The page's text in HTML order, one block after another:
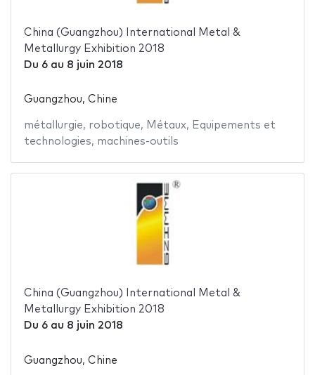
China (Guangzhou) International Metal &
Metallurgy Exhibition 2018
Du 6au 8 juin 2018
Guangzhou, Chine
métallurgie, robotique, Métaux, Equipements et
technologies, machines-outils
China (Guangzhou) International Metal &
Metallurgy Exhibition 2018
Du 6au 8 juin 2018
Guangzhou, Chine